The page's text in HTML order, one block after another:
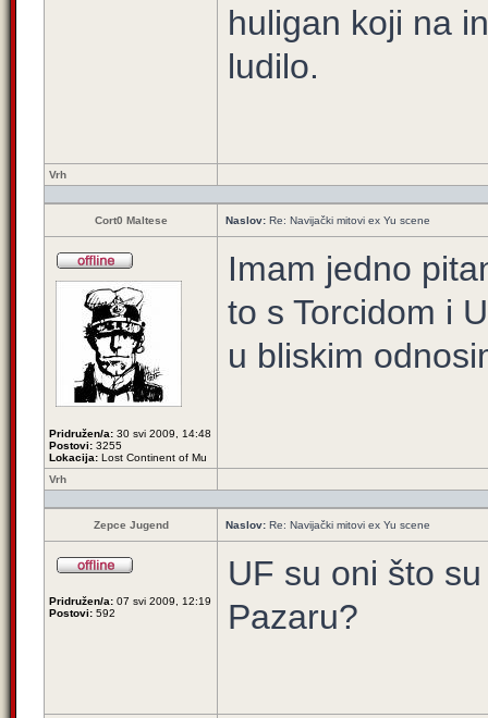
huligan koji na
ludilo.
Vrh
Cort0 Maltese Naslov: Re: Navijački mitovi ex Yu scene
Pridružen/a: 30 svi 2009, 14:48
Postovi: 3255
Lokacija: Lost Continent of Mu
Imam jedno
to s Torcidom i
u bliskim
Vrh
Zepce Jugend Naslov: Re: Navijački mitovi ex Yu scene
Pridružen/a: 07 svi 2009, 12:19
Postovi: 592
UF su oni što
Pazaru?